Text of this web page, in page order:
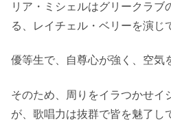
リア・ミシェルはグリークラブ
る、レイチェル・ベリーを演じ
優等生で、自尊心が強く、空気
そのため、周りをイラつかせイ
が、歌唱力は抜群で皆を魅了し